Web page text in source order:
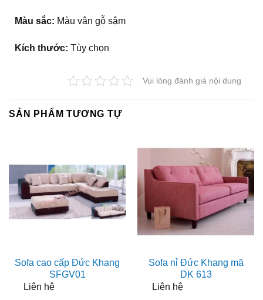
Màu sắc: Màu vân gỗ sậm
Kích thước: Tùy chọn
Vui lòng đánh giá nội dung
SẢN PHẨM TƯƠNG TỰ
Sofa cao cấp Đức Khang
SFGV01
Liên hệ
Sofa nỉ Đức Khang mã
DK 613
Liên hệ